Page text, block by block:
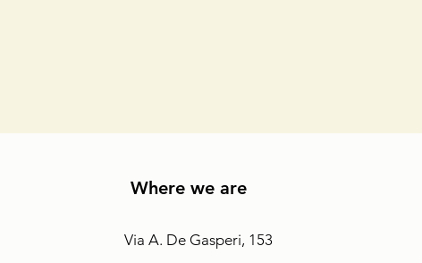
Where we are
Via A. De Gasperi, 153